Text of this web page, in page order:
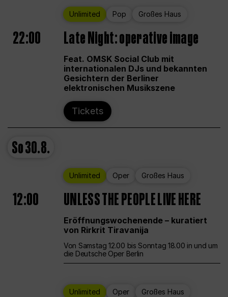
Unlimited Pop Großes Haus
22:00 Late Night: operative image
Feat. OMSK Social Club mit
internationalen DJs und bekannten
Gesichtern der Berliner
elektronischen Musikszene
Tickets
So30.8.
Unlimited Oper Großes Haus
12:00 UNLESS THE PEOPLE LIVE HERE
Eröffnungswochenende – kuratiert
von Rirkrit Tiravanija
Von Samstag 12.00 bis Sonntag 18.00 in und um
die Deutsche Oper Berlin
Unlimited Oper Großes Haus